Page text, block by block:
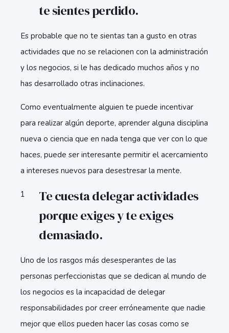
te sientes perdido.
Es probable que no te sientas tan a gusto en otras
actividades que no se relacionen con la administración
y los negocios, si le has dedicado muchos años y no
has desarrollado otras inclinaciones.
Como eventualmente alguien te puede incentivar
para realizar algún deporte, aprender alguna disciplina
nueva o ciencia que en nada tenga que ver con lo que
haces, puede ser interesante permitir el acercamiento
a intereses nuevos para desestresar la mente.
Te cuesta delegar actividades
porque exiges y te exiges
demasiado.
Uno de los rasgos más desesperantes de las
personas perfeccionistas que se dedican al mundo de
los negocios es la incapacidad de delegar
responsabilidades por creer erróneamente que nadie
mejor que ellos pueden hacer las cosas como se